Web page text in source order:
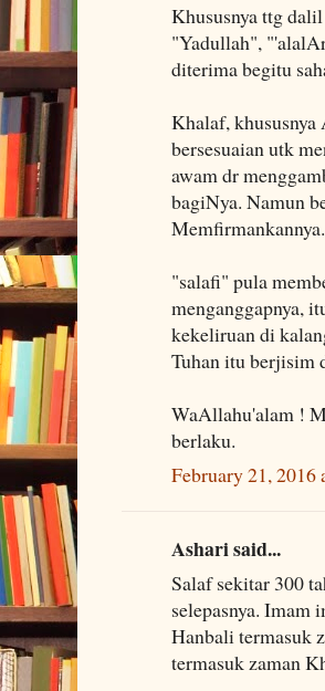
Khususnya ttg
"Yadullah",
diterima begitu
Khalaf,
bersesuaian utk
awam dr
bagiNya. Namun
Memfirmankannya.
"salafi" pula
menganggapnya,
kekeliruan di
Tuhan itu berjisim
WaAllahu'alam !
berlaku.
February 21, 2016
Ashari said...
Salaf sekitar 300
selepasnya. Imam
Hanbali termasuk
termasuk zaman